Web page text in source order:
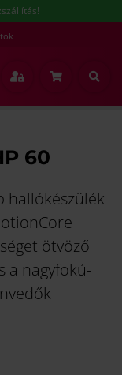
60
hallókészülék
ötvöző
a nagyfokú-